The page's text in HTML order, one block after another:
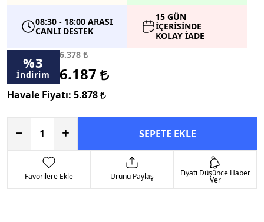
08:30 - 18:00 ARASI
CANLI DESTEK
15 GÜN
İÇERİSİNDE
KOLAY İADE
%3
İndirim
6.378
6.187
Havale Fiyatı: 5.878
SEPETE EKLE
Favorilere Ekle Ürünü Paylaş Fiyatı Düşünce Haber
Ver